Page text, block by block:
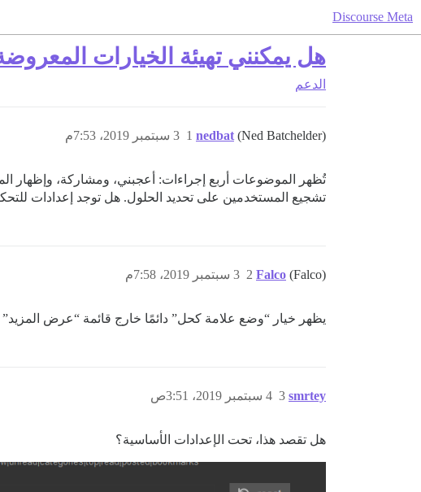
Discourse Meta
هل يمكنني تهيئة الخيارات
الدعم
nedbat (Ned Batchelder) 3 سبتمبر 2019، 7:53م 1
تُظهر الموضوعات أربع إجراءات: أعجبني، ومشاركة، وإظهار
تشجيع المستخدمين على تحديد الحلول. هل توجد إعدادات
Falco (Falco) 3 سبتمبر 2019، 7:58م 2
يظهر خيار “وضع علامة كحل” دائمًا خارج قائمة “عرض
smrtey 4 سبتمبر 2019، 3:51ص 3
هل تقصد هذا، تحت الإعدادات الأساسية؟